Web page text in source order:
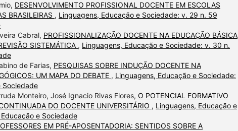
DESENVOLVIMENTO PROFISSIONAL DOCENTE EM ESCOLAS
BRASILEIRAS , Linguagens, Educação e Sociedade: v. 29 n. 59
Cabral, PROFISSIONALIZAÇÃO DOCENTE NA EDUCAÇÃO BÁSICA
SISTEMÁTICA , Linguagens, Educação e Sociedade: v. 30 n.
de Farias, PESQUISAS SOBRE INDUÇÃO DOCENTE NA
UM MAPA DO DEBATE , Linguagens, Educação e Sociedade:
Sociedade
Monteiro, José Ignacio Rivas Flores, O POTENCIAL FORMATIVO
DO DOCENTE UNIVERSITÁRIO , Linguagens, Educação e
e Sociedade
EM PRÉ-APOSENTADORIA: SENTIDOS SOBRE A